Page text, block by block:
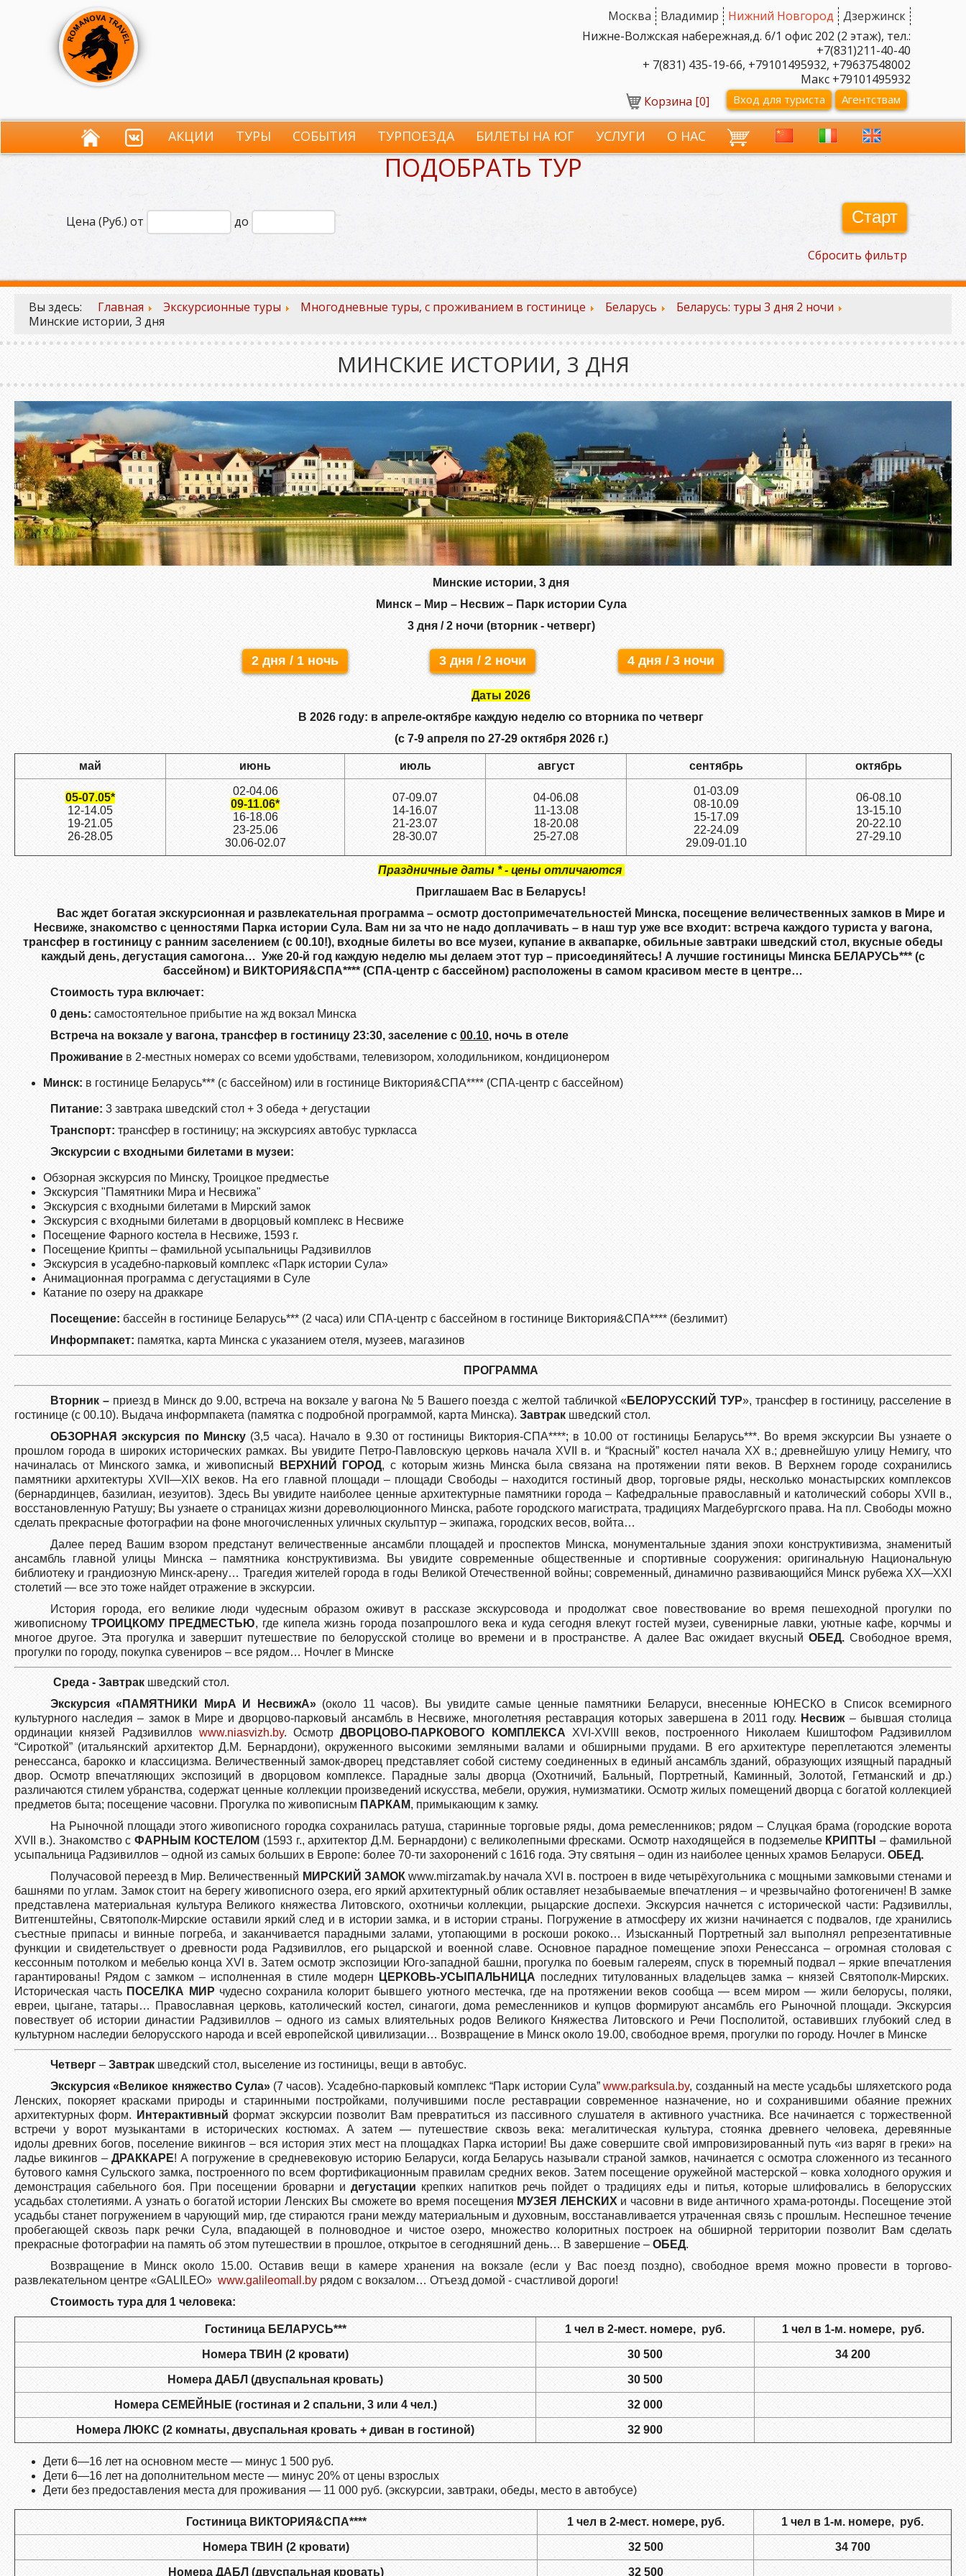
Дзержинск
Нижний Новгород
Владимир
Москва
Нижне-Волжская набережная,д. 6/1 офис 202 (2 этаж), тел.:
+7(831)211-40-40
+ 7(831) 435-19-66, +79101495932, +79637548002
Макс +79101495932
Корзина [0] Вход для туриста Агентствам
АКЦИИ ТУРЫ СОБЫТИЯ ТУРПОЕЗДА БИЛЕТЫ НА ЮГ УСЛУГИ О НАС
ПОДОБРАТЬ ТУР
Цена (Руб.) от до Старт
Сбросить фильтр
Вы здесь: Главная Экскурсионные туры Многодневные туры, с проживанием в гостинице Беларусь
Беларусь: туры 3 дня 2 ночи
Минские истории, 3 дня
МИНСКИЕ ИСТОРИИ, 3 ДНЯ
Минские истории, 3 дня
Минск – Мир – Несвиж – Парк истории Сула
3 дня / 2 ночи (вторник - четверг)
2 дня / 1 ночь 3 дня / 2 ночи 4 дня / 3 ночи
Даты 2026
В 2026 году: в апреле-октябре каждую неделю со вторника по четверг
(с 7-9 апреля по 27-29 октября 2026 г.)
май июнь июль август сентябрь октябрь
05-07.05*
12-14.05
19-21.05
26-28.05
02-04.06
09-11.06*
16-18.06
23-25.06
30.06-02.07
07-09.07
14-16.07
21-23.07
28-30.07
04-06.08
11-13.08
18-20.08
25-27.08
01-03.09
08-10.09
15-17.09
22-24.09
29.09-01.10
06-08.10
13-15.10
20-22.10
27-29.10
Праздничные даты * - цены отличаются
Приглашаем Вас в Беларусь!
Вас ждет богатая экскурсионная и развлекательная программа – осмотр достопримечательностей Минска, посещение величественных замков в Мире и
Несвиже, знакомство с ценностями Парка истории Сула. Вам ни за что не надо доплачивать – в наш тур уже все входит: встреча каждого туриста у вагона,
трансфер в гостиницу с ранним заселением (с 00.10!), входные билеты во все музеи, купание в аквапарке, обильные завтраки шведский стол, вкусные обеды
каждый день, дегустация самогона… Уже 20-й год каждую неделю мы делаем этот тур – присоединяйтесь! А лучшие гостиницы Минска БЕЛАРУСЬ*** (с
бассейном) и ВИКТОРИЯ&СПА**** (СПА-центр с бассейном) расположены в самом красивом месте в центре…
Стоимость тура включает:
0 день: самостоятельное прибытие на жд вокзал Минска
Встреча на вокзале у вагона, трансфер в гостиницу 23:30, заселение с 00.10, ночь в отеле
Проживание в 2-местных номерах со всеми удобствами, телевизором, холодильником, кондиционером
Минск: в гостинице Беларусь*** (с бассейном) или в гостинице Виктория&СПА**** (СПА-центр с бассейном)
Питание: 3 завтрака шведский стол + 3 обеда + дегустации
Транспорт: трансфер в гостиницу; на экскурсиях автобус туркласса
Экскурсии с входными билетами в музеи:
Обзорная экскурсия по Минску, Троицкое предместье
Экскурсия "Памятники Мира и Несвижа"
Экскурсия с входными билетами в Мирский замок
Экскурсия с входными билетами в дворцовый комплекс в Несвиже
Посещение Фарного костела в Несвиже, 1593 г.
Посещение Крипты – фамильной усыпальницы Радзивиллов
Экскурсия в усадебно-парковый комплекс «Парк истории Сула»
Анимационная программа с дегустациями в Суле
Катание по озеру на драккаре
Посещение: бассейн в гостинице Беларусь*** (2 часа) или СПА-центр с бассейном в гостинице Виктория&СПА**** (безлимит)
Информпакет: памятка, карта Минска с указанием отеля, музеев, магазинов
ПРОГРАММА
Вторник – приезд в Минск до 9.00, встреча на вокзале у вагона № 5 Вашего поезда с желтой табличкой «БЕЛОРУССКИЙ ТУР», трансфер в гостиницу, расселение в
гостинице (с 00.10). Выдача информпакета (памятка с подробной программой, карта Минска). Завтрак шведский стол.
ОБЗОРНАЯ экскурсия по Минску(3,5 часа). Начало в 9.30 от гостиницы Виктория-СПА****; в 10.00 от гостиницы Беларусь***. Во время экскурсии Вы узнаете о
прошлом города в широких исторических рамках. Вы увидите Петро-Павловскую церковь начала ХVII в. и “Красный” костел начала ХХ в.; древнейшую улицу Немигу, что
начиналась от Минского замка, и живописный
ВЕРХНИЙ ГОРОД, с которым жизнь Минска была связана на протяжении пяти веков. В Верхнем городе сохранились
памятники архитектуры XVII—XIX веков. На его главной площади – площади Свободы – находится гостиный двор, торговые ряды, несколько монастырских комплексов
(бернардинцев, базилиан, иезуитов). Здесь Вы увидите наиболее ценные архитектурные памятники города – Кафедральные православный и католический соборы ХVII в.,
восстановленную Ратушу; Вы узнаете о страницах жизни дореволюционного Минска, работе городского магистрата, традициях Магдебургского права. На пл. Свободы можно
сделать прекрасные фотографии на фоне многочисленных уличных скульптур – экипажа, городских весов, войта…
Далее перед Вашим взором предстанут величественные ансамбли площадей и проспектов Минска, монументальные здания эпохи конструктивизма, знаменитый
ансамбль главной улицы Минска – памятника конструктивизма. Вы увидите современные общественные и спортивные сооружения: оригинальную Национальную
библиотеку и грандиозную Минск-арену… Трагедия жителей города в годы Великой Отечественной войны; современный, динамично развивающийся Минск рубежа ХХ—ХХI
столетий — все это тоже найдет отражение в экскурсии.
История города, его великие люди чудесным образом оживут в рассказе экскурсовода и продолжат свое повествование во время пешеходной прогулки по
живописному ТРОИЦКОМУ ПРЕДМЕСТЬЮ, где кипела жизнь города позапрошлого века и куда сегодня влекут гостей музеи, сувенирные лавки, уютные кафе, корчмы и
многое другое. Эта прогулка и завершит путешествие по белорусской столице во времени и в пространстве. А далее Вас ожидает вкусный ОБЕД. Свободное время,
прогулки по городу, покупка сувениров – все рядом… Ночлег в Минске
Среда - Завтрак шведский стол.
Экскурсия «ПАМЯТНИКИ МирА И НесвижА»(около 11 часов). Вы увидите самые ценные памятники Беларуси, внесенные ЮНЕСКО в Список всемирного
культурного наследия – замок в Мире и дворцово-парковый ансамбль в Несвиже, многолетняя реставрация которых завершена в 2011 году. Несвиж– бывшая столица
ординации князей Радзивиллов www.niasvizh.by. ОсмотрДВОРЦОВО-ПАРКОВОГО КОМПЛЕКСА XVI-XVIII веков, построенного Николаем Кшиштофом Радзивиллом
“Сироткой” (итальянский архитектор Д.М. Бернардони), окруженного высокими земляными валами и обширными прудами. В его архитектуре переплетаются элементы
ренессанса, барокко и классицизма. Величественный замок-дворец представляет собой систему соединенных в единый ансамбль зданий, образующих изящный парадный
двор. Осмотр впечатляющих экспозиций в дворцовом комплексе. Парадные залы дворца (Охотничий, Бальный, Портретный, Каминный, Золотой, Гетманский и др.)
различаются стилем убранства, содержат ценные коллекции произведений искусства, мебели, оружия, нумизматики. Осмотр жилых помещений дворца с богатой коллекцией
предметов быта; посещение часовни. Прогулка по живописным ПАРКАМ, примыкающим к замку.
На Рыночной площади этого живописного городка сохранилась ратуша, старинные торговые ряды, дома ремесленников; рядом – Слуцкая брама (городские ворота
XVII в.). Знакомство сФАРНЫМ КОСТЕЛОМ (1593 г., архитектор Д.М. Бернардони) с великолепными фресками. Осмотр находящейся в подземелье КРИПТЫ – фамильной
усыпальница Радзивиллов – одной из самых больших в Европе: более 70-ти захоронений с 1616 года. Эту святыня – один из наиболее ценных храмов Беларуси. ОБЕД.
Получасовой переезд в Мир. Величественный МИРСКИЙ ЗАМОКwww.mirzamak.by начала XVI в. построен в виде четырёхугольника с мощными замковыми стенами и
башнями по углам. Замок стоит на берегу живописного озера, его яркий архитектурный облик оставляет незабываемые впечатления – и чрезвычайно фотогеничен! В замке
представлена материальная культура Великого княжества Литовского, охотничьи коллекции, рыцарские доспехи. Экскурсия начнется с исторической части: Радзивиллы,
Витгенштейны, Святополк-Мирские оставили яркий след и в истории замка, и в истории страны. Погружение в атмосферу их жизни начинается с подвалов, где хранились
съестные припасы и винные погреба, и заканчивается парадными залами, утопающими в роскоши рококо… Изысканный Портретный зал выполнял репрезентативные
функции и свидетельствует о древности рода Радзивиллов, его рыцарской и военной славе. Основное парадное помещение эпохи Ренессанса – огромная столовая с
кессонным потолком и мебелью конца XVI в. Затем осмотр экспозиции Юго-западной башни, прогулка по боевым галереям, спуск в тюремный подвал – яркие впечатления
гарантированы! Рядом с замком – исполненная в стиле модерн
ЦЕРКОВЬ-УСЫПАЛЬНИЦА последних титулованных владельцев замка – князей Святополк-Мирских.
Историческая часть ПОСЕЛКА МИРчудесно сохранила колорит бывшего уютного местечка, где на протяжении веков сообща — всем миром — жили белорусы, поляки,
евреи, цыгане, татары… Православная церковь, католический костел, синагоги, дома ремесленников и купцов формируют ансамбль его Рыночной площади. Экскурсия
повествует об истории династии Радзивиллов – одного из самых влиятельных родов Великого Княжества Литовского и Речи Посполитой, оставивших глубокий след в
культурном наследии белорусского народа и всей европейской цивилизации… Возвращение в Минск около 19.00, свободное время, прогулки по городу. Ночлег в Минске
Четверг – Завтрак шведский стол, выселение из гостиницы, вещи в автобус.
Экскурсия «Великое княжество Сула» (7 часов). Усадебно-парковый комплекс “Парк истории Сула”www.parksula.by, созданный на месте усадьбы шляхетского рода
Ленских, покоряет красками природы и старинными постройками, получившими после реставрации современное назначение, но и сохранившими обаяние прежних
архитектурных форм.
Интерактивныйформат экскурсии позволит Вам превратиться из пассивного слушателя в активного участника. Все начинается с торжественной
встречи у ворот музыкантами в ис­то­ри­че­ских ко­стю­мах. А затем — пу­те­ше­ствие сквозь ве­ка: мегалитическая культура, стоянка древнего человека, деревянные
идолы древних богов, поселение викингов – вся история этих мест на площадках Парка истории! Вы даже совершите свой импровизированный путь «из варяг в греки» на
ладье викингов – ДРАККАРЕ! А погружение в средневековую историю Беларуси, когда Беларусь называли страной замков, начинается с осмотра сложенного из тесанного
бутового камня Сульского замка, построенного по всем фортификационным правилам средних веков. Затем посещение оружейной мастерской – ковка холодного оружия и
демонстрация сабельного боя. При посещении броварни идегустации крепких напитков речь пойдет о традициях еды и питья, которые шлифовались в белорусских
усадьбах столетиями. А узнать о богатой истории Ленских Вы сможете во время посещения МУЗЕЯ ЛЕНСКИХ и часовни в виде античного храма-ротонды. Посещение этой
усадьбы станет погружением в чарующий мир, где стираются грани между матери­альным и духовным, восстанавливается утраченная связь с прошлым. Неспешное течение
пробегающей сквозь парк речки Сула, впадающей в полноводное и чистое озеро, множество колоритных построек на обширной территории позволит Вам сделать
прекрасные фотографии на память об этом путешествии в прошлое, открытое в сегодняшний день… В завершение – ОБЕД.
Возвращение в Минск около 15.00. Оставив вещи в камере хранения на вокзале (если у Вас поезд поздно), свободное время можно провести в торгово-
развлекательном центре «GALILEO» www.galileomall.by рядом с вокзалом… Отъезд домой - счастливой дороги!
Стоимость тура для 1 человека:
Гостиница БЕЛАРУСЬ*** 1 чел в 2-мест. номере, руб. 1 чел в 1-м. номере, руб.
Номера ТВИН (2 кровати) 30 500 34 200
Номера ДАБЛ (двуспальная кровать) 30 500
Номера СЕМЕЙНЫЕ (гостиная и 2 спальни, 3 или 4 чел.) 32 000
Номера ЛЮКС (2 комнаты, двуспальная кровать + диван в гостиной) 32 900
Дети 6—16 лет на основном месте — минус 1 500 руб.
Дети 6—16 лет на дополнительном месте — минус 20% от цены взрослых
Дети без предоставления места для проживания — 11 000 руб. (экскурсии, завтраки, обеды, место в автобусе)
Гостиница ВИКТОРИЯ&СПА**** 1 чел в 2-мест. номере, руб. 1 чел в 1-м. номере, руб.
Номера ТВИН (2 кровати) 32 500 34 700
Номера ДАБЛ (двуспальная кровать) 32 500